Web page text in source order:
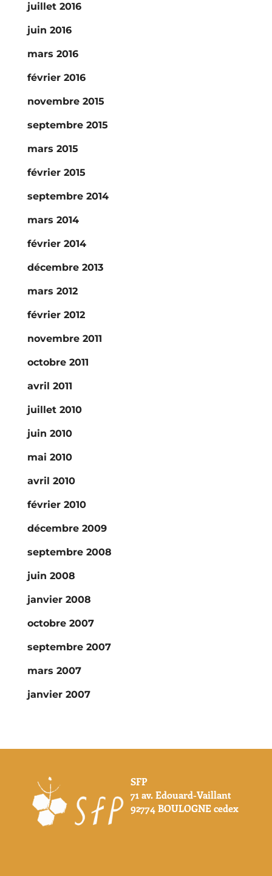
juillet 2016
juin 2016
mars 2016
février 2016
novembre 2015
septembre 2015
mars 2015
février 2015
septembre 2014
mars 2014
février 2014
décembre 2013
mars 2012
février 2012
novembre 2011
octobre 2011
avril 2011
juillet 2010
juin 2010
mai 2010
avril 2010
février 2010
décembre 2009
septembre 2008
juin 2008
janvier 2008
octobre 2007
septembre 2007
mars 2007
janvier 2007
SFP
71 av. Edouard-Vaillant
92774 BOULOGNE cedex